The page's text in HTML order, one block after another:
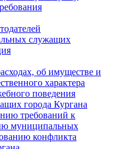
служащих
об имуществе и
характера
поведения
города Кургана
требований к
муниципальных
конфликта